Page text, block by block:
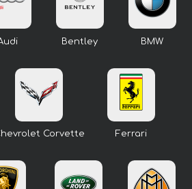
Bentley BMW
Corvette Ferrari